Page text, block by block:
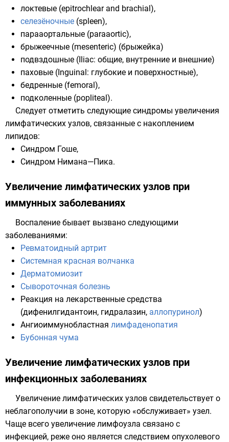
локтевые (epitrochlear and brachial),
селезёночные (spleen),
парааортальные (paraaortic),
брыжеечные (mesenteric) (брыжейка)
подвздошные (Iliac: общие, внутренние и внешние)
паховые (Inguinal: глубокие и поверхностные),
бедренные (femoral),
подколенные (popliteal).
Следует отметить следующие синдромы увеличения
лимфатических узлов, связанные с накоплением
липидов:
Синдром Гоше,
Синдром Нимана—Пика.
Увеличение лимфатических узлов при
иммунных заболеваниях
Воспаление бывает вызвано следующими
заболеваниями:
Ревматоидный артрит
Системная красная волчанка
Дерматомиозит
Сывороточная болезнь
Реакция на лекарственные средства
(дифенилгидантоин, гидралазин, аллопуринол)
Ангиоиммунобластная лимфаденопатия
Бубонная чума
Увеличение лимфатических узлов при
инфекционных заболеваниях
Увеличение лимфатических узлов свидетельствует о
неблагополучии в зоне, которую «обслуживает» узел.
Чаще всего увеличение лимфоузла связано с
инфекцией, реже оно является следствием опухолевого